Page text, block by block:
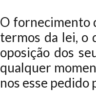
O fornecimento
termos da lei, o
oposição dos
qualquer
nos esse pedido